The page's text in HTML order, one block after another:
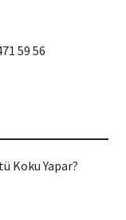
59 56
Koku Yapar?